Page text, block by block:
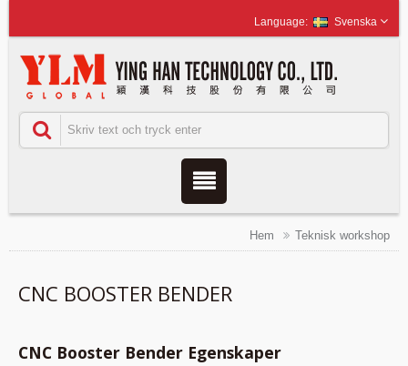
Svenska
Hem Teknisk workshop
CNC BOOSTER BENDER
CNC Booster Bender Egenskaper